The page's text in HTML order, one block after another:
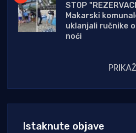
STOP
Makarski
uklanjali ručnike
noći
Istaknute objave